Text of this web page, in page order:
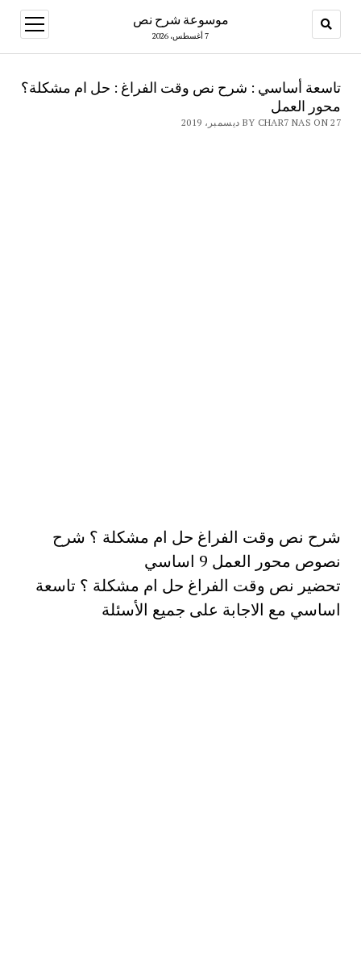
موسوعة شرح نص
7 أغسطس، 2026
open
menu
تاسعة أساسي : شرح نص وقت الفراغ : حل ام مشكلة؟
محور العمل
BY CHAR7 NAS ON 27 ديسمبر، 2019
شرح نص وقت الفراغ حل ام مشكلة ؟ شرح
نصوص محور العمل 9 اساسي
تحضير نص وقت الفراغ حل ام مشكلة ؟ تاسعة
اساسي مع الاجابة على جميع الأسئلة